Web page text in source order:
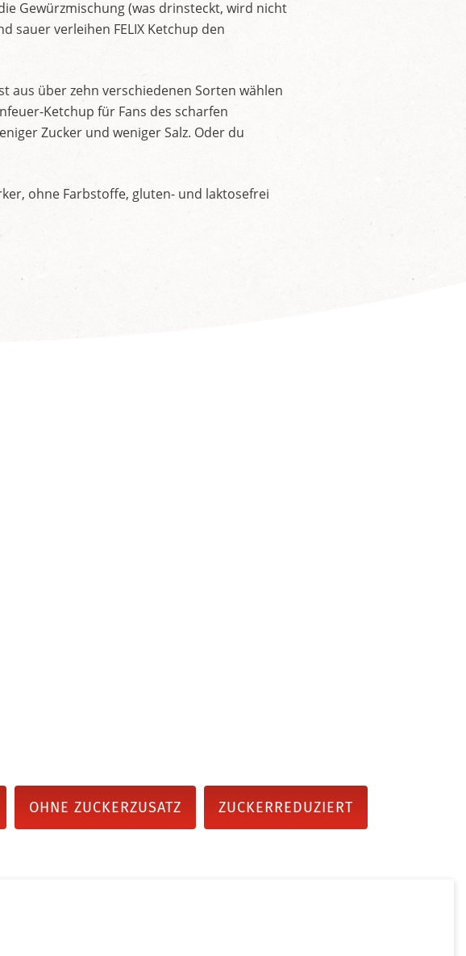
Gewürzmischung (was drinsteckt, wird nicht
sauer verleihen FELIX Ketchup den
aus über zehn verschiedenen Sorten wählen
Ketchup für Fans des scharfen
Zucker und weniger Salz. Oder du
ohne Farbstoffe, gluten- und laktosefrei
OHNE ZUCKERZUSATZ ZUCKERREDUZIERT